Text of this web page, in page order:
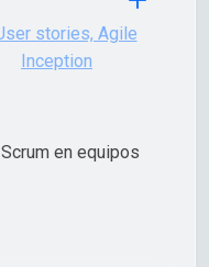
Scrum en equipos